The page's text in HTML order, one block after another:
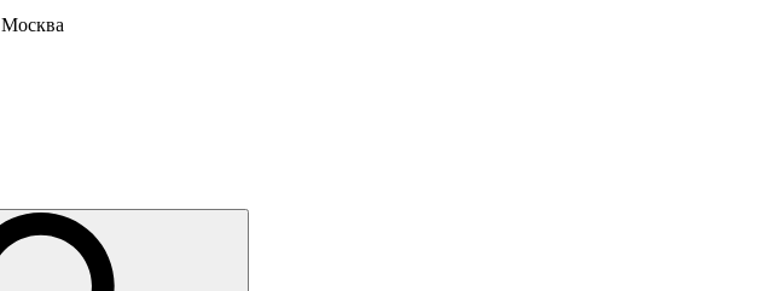
Москва